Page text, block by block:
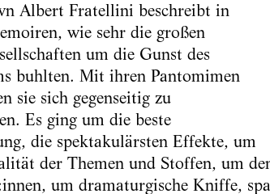
Albert Fratellini beschreibt in
wie sehr die großen
um die Gunst des
buhlten. Mit ihren Pantomimen
sie sich gegenseitig zu
Es ging um die beste
die spektakulärsten Effekte, um
der Themen und Stoffen, um
um dramaturgische Kniffe,